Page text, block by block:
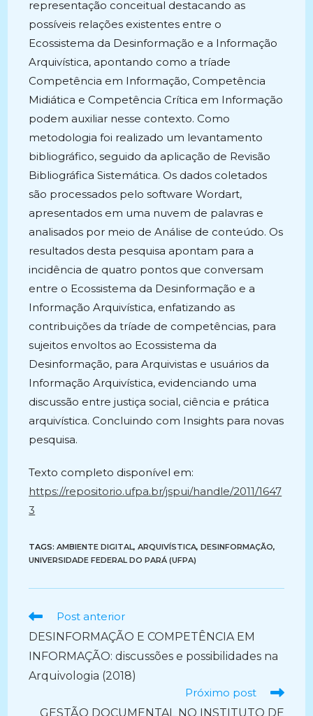
representação conceitual destacando as
possíveis relações existentes entre o
Ecossistema da Desinformação e a Informação
Arquivística, apontando como a tríade
Competência em Informação, Competência
Midiática e Competência Crítica em Informação
podem auxiliar nesse contexto. Como
metodologia foi realizado um levantamento
bibliográfico, seguido da aplicação de Revisão
Bibliográfica Sistemática. Os dados coletados
são processados pelo software Wordart,
apresentados em uma nuvem de palavras e
analisados por meio de Análise de conteúdo. Os
resultados desta pesquisa apontam para a
incidência de quatro pontos que conversam
entre o Ecossistema da Desinformação e a
Informação Arquivística, enfatizando as
contribuições da tríade de competências, para
sujeitos envoltos ao Ecossistema da
Desinformação, para Arquivistas e usuários da
Informação Arquivística, evidenciando uma
discussão entre justiça social, ciência e prática
arquivística. Concluindo com Insights para novas
pesquisa.
Texto completo disponível em:
https://repositorio.ufpa.br/jspui/handle/2011/1647
3
TAGS:AMBIENTE DIGITAL, ARQUIVÍSTICA, DESINFORMAÇÃO,
UNIVERSIDADE FEDERAL DO PARÁ (UFPA)
Ler
artigos
Post anterior
DESINFORMAÇÃO E COMPETÊNCIA EM
INFORMAÇÃO: discussões e possibilidades na
Arquivologia (2018)
Próximo post
GESTÃO DOCUMENTAL NO INSTITUTO DE